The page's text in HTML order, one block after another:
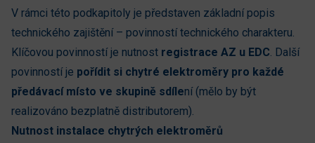
V rámci této podkapitoly je představen základní popis
technického zajištění – povinností technického charakteru.
Klíčovou povinností je nutnost registrace AZ u EDC. Další
povinností je pořídit si chytré elektroměry pro každé
předávací místo ve skupině sdílení (mělo by být
realizováno bezplatně distributorem).
Nutnost instalace chytrých elektroměrů